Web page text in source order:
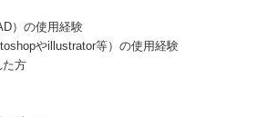
）の使用経験
やillustrator等）の使用経験
た方